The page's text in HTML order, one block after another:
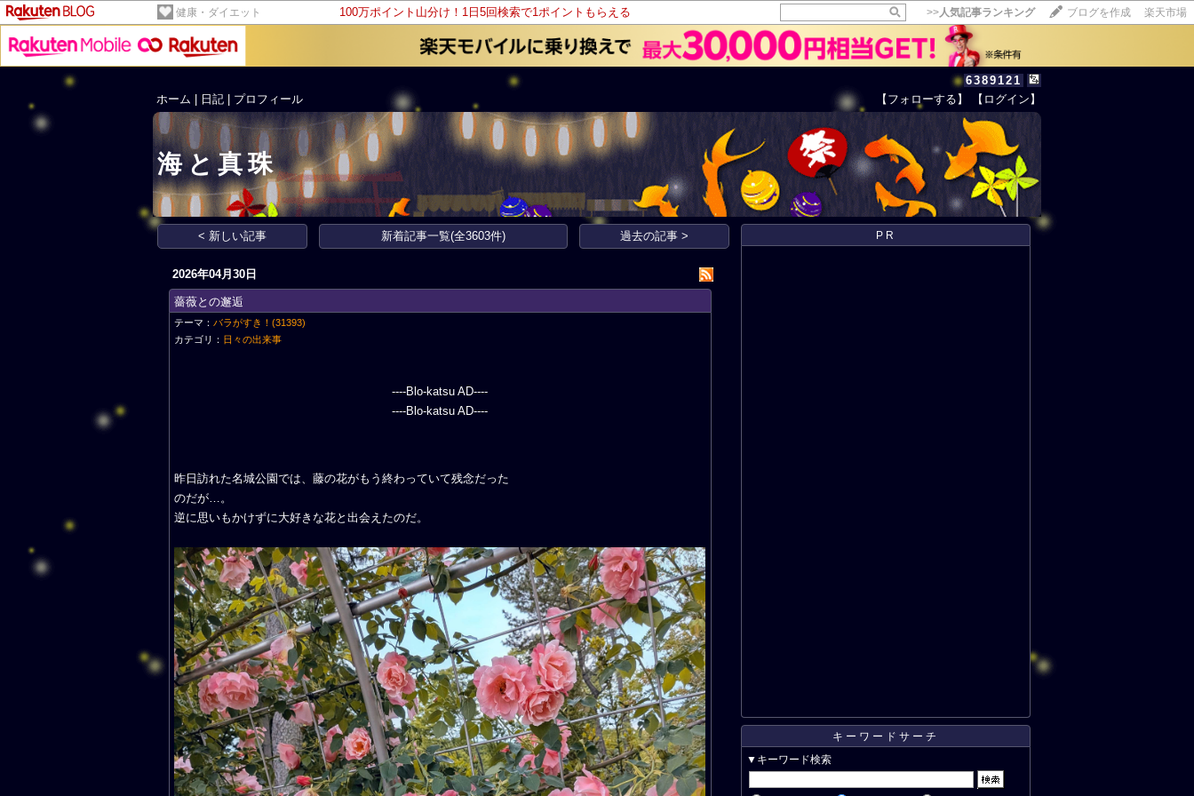
健康・ダイエット 100万ポイント山分け！1日5回検索で1ポイントもらえる >>人気記事ランキング ブログを作成 楽天市場
6389121
ホーム
日記 プロフィール 【フォローする】 【ログイン】
海と真珠
いいね!
< 新しい記事 新着記事一覧(全3603件) 過去の記事 >
2026年04月30日
薔薇との邂逅
テーマ：バラがすき！(31393)
カテゴリ： 日々の出来事
----Blo-katsu AD----
----Blo-katsu AD----
昨日訪れた名城公園では、藤の花がもう終わっていて残念だった
のだが…。
逆に思いもかけずに大好きな花と出会えたのだ。
PR
キーワードサーチ
▼キーワード検索